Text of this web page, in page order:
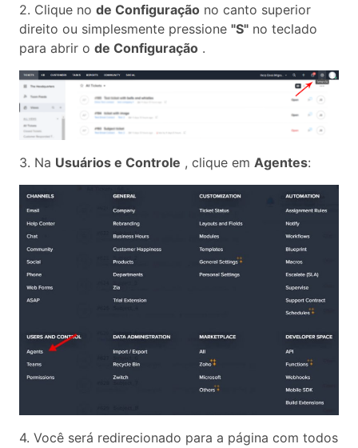
2. Clique no de Configuração no canto superior
direito ou simplesmente pressione "S" no teclado
para abrir o de Configuração .
3. Na Usuários e Controle , clique em Agentes:
4. Você será redirecionado para a página com todos